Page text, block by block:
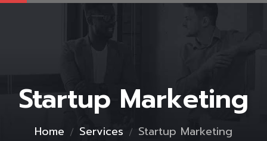
Startup Marketing
Home Services Startup Marketing